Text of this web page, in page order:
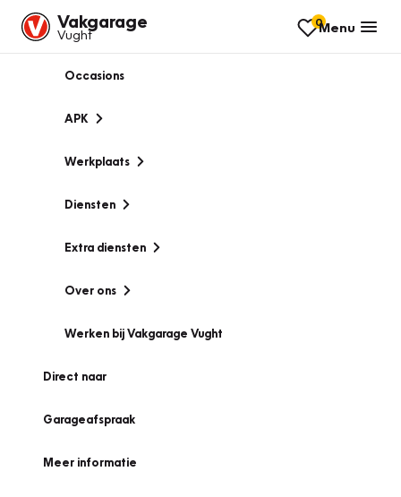
Vakgarage
Vught
0Menu
Occasions
APK
Werkplaats
Diensten
Extra diensten
Over ons
Werken bij Vakgarage Vught
Direct naar
Garageafspraak
Meer informatie